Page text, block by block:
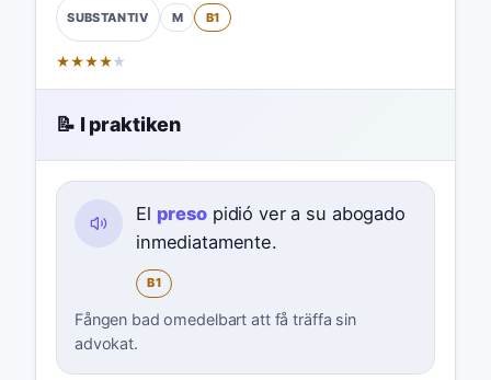
SUBSTANTIV M B1
★★★★★
📝 I praktiken
El presopidió ver a su abogado
inmediatamente.
B1
Fången bad omedelbart att få träffa sin
advokat.